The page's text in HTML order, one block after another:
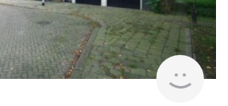
rent